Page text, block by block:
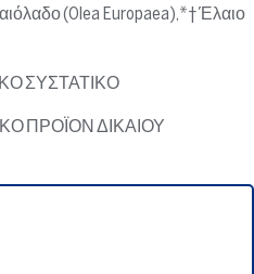
(Olea Europaea),*† Έλαιο
ΣΥΣΤΑΤΙΚΟ
ΠΡΟΪΟΝ ΔΙΚΑΙΟΥ